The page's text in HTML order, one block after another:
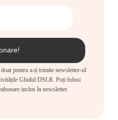
pentru a-ți trimite newsletter-ul
Ghidul DSLR. Poți folosi
inclus în newsletter.